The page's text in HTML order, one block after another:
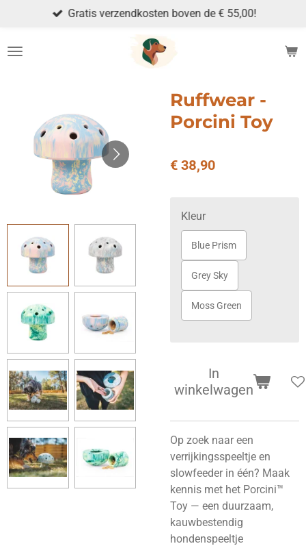
naar
Gratis verzendkosten boven de € 55,00!
Ruffwear -
Porcini Toy
€ 38,90
Kleur
Blue Prism
Grey Sky
Moss Green
In
winkelwagen
Op zoek naar een
verrijkingsspeeltje en
slowfeeder in één? Maak
kennis met het Porcini™
Toy — een duurzaam,
kauwbestendig
hondenspeeltje